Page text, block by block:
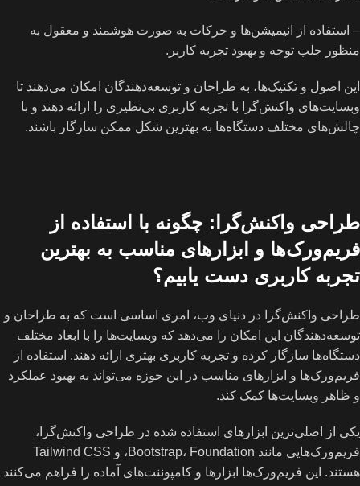
– استفاده از انیمیشن‌ها و حرکات به صورت هوشمند و معقول به
منظور جلب توجه و بهبود تجربه کاربر.
این اصول و تکنیک‌ها، به طراحان و توسعه‌دهندگان امکان می‌دهند تا
وبسایت‌های واکنش‌گرا با تجربه کاربری بی‌نظیری را ارائه دهند و با
چالش‌های مختلف دستگاه‌ها به بهترین شکل ممکن سازگار باشند.
طراحی واکنش‌گرا: چگونه با استفاده از
فریم‌ورک‌ها و ابزارهای مناسب به بهترین
تجربه کاربری دست یابیم؟
طراحی واکنش‌گرا در دنیای وب، امری اساسی است که به طراحان و
توسعه‌دهندگان این امکان را می‌دهد که وبسایت‌ها را با ابعاد مختلف
دستگاه‌ها سازگار کرده و تجربه کاربری بهتری ارائه دهند. استفاده از
فریم‌ورک‌ها و ابزارهای مناسب در این حوزه می‌تواند به بهبود عملکرد
و ظاهر وبسایت‌ها کمک کند.
یکی از اصلی‌ترین ابزارهای استفاده شده در طراحی واکنش‌گرا،
فریم‌ورک‌هایی مانند Bootstrap، Foundation، و Tailwind CSS
هستند. این فریم‌ورک‌ها ابزارها و کامپوننت‌های آماده را فراهم می‌کنند